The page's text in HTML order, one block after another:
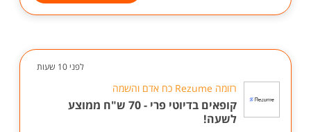
לפני 10 שעות
רזומה Rezume כח אדם והשמה
קופאים בדיוטי פרי - 70 ש"ח ממוצע
לשעה!